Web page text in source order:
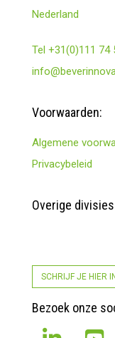
Nederland
Tel +31(0)111 74
Voorwaarden:
Algemene
Privacybeleid
Overige
SCHRIJF JE HIER
Bezoek onze